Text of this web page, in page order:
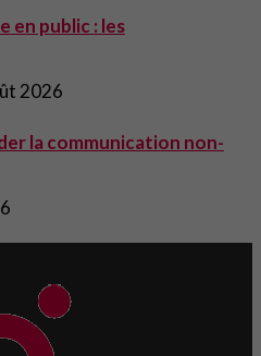
en public : les
2026
la communication non-